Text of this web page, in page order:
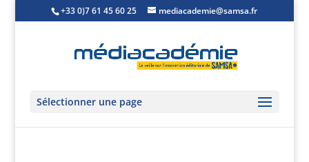
+33 0)7 61 45 60 25 mediacademie@samsa.fr
Sélectionner une page